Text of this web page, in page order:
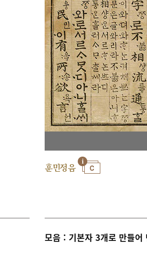
훈민정음
모음 : 기본자 3개로 만들어